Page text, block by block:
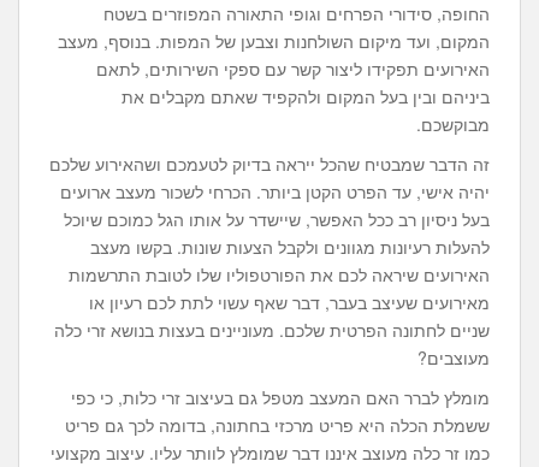
החופה, סידורי הפרחים וגופי התאורה המפוזרים בשטח
המקום, ועד מיקום השולחנות וצבען של המפות. בנוסף, מעצב
האירועים תפקידו ליצור קשר עם ספקי השירותים, לתאם
ביניהם ובין בעל המקום ולהקפיד שאתם מקבלים את
מבוקשכם.
זה הדבר שמבטיח שהכל ייראה בדיוק לטעמכם ושהאירוע שלכם
יהיה אישי, עד הפרט הקטן ביותר. הכרחי לשכור מעצב ארועים
בעל ניסיון רב ככל האפשר, שיישדר על אותו הגל כמוכם שיוכל
להעלות רעיונות מגוונים ולקבל הצעות שונות. בקשו מעצב
האירועים שיראה לכם את הפורטפוליו שלו לטובת התרשמות
מאירועים שעיצב בעבר, דבר שאף עשוי לתת לכם רעיון או
שניים לחתונה הפרטית שלכם. מעוניינים בעצות בנושא זרי כלה
מעוצבים?
מומלץ לברר האם המעצב מטפל גם בעיצוב זרי כלות, כי כפי
ששמלת הכלה היא פריט מרכזי בחתונה, בדומה לכך גם פריט
כמו זר כלה מעוצב איננו דבר שמומלץ לוותר עליו. עיצוב מקצועי